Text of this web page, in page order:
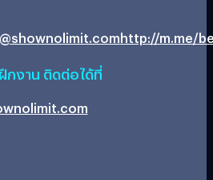
http://m.me/
กงาน ติดต่อได้ที่